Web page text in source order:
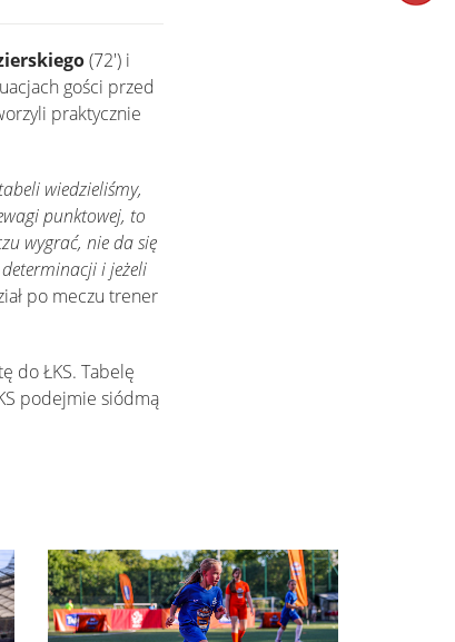
(72') i
gości przed
praktycznie
wiedzieliśmy,
punktowej, to
wygrać, nie da się
i jeżeli
po meczu trener
do ŁKS. Tabelę
podejmie siódmą